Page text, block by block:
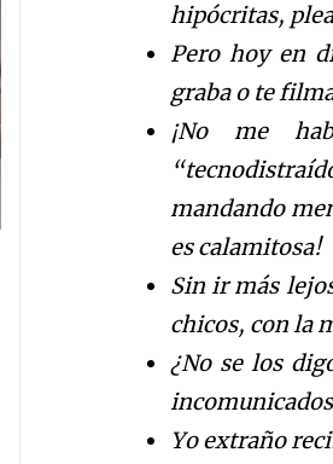
hipócritas,
Pero hoy en
graba o te
¡No me
mandando
es calamitosa!
Sin ir más
chicos, con la
¿No se los
Yo extraño